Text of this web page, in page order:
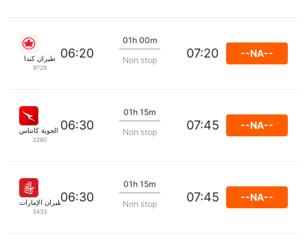
طيران كندا
9729
06:20
01h 00m
Non stop
07:20 --NA--
الخطوط الجوية كانتاس
2280
06:30
01h 15m
Non stop
07:45 --NA--
طيران الإمارات
5433
06:30
01h 15m
Non stop
07:45 --NA--